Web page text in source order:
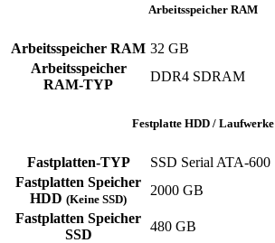
Arbeitsspeicher RAM
Arbeitsspeicher RAM 32 GB
Arbeitsspeicher
RAM-TYP
DDR4 SDRAM
Festplatte HDD / Laufwerke
Fastplatten-TYP
SSD Serial ATA-600
Fastplatten Speicher
HDD (Keine SSD)
2000 GB
Fastplatten Speicher
SSD
480 GB